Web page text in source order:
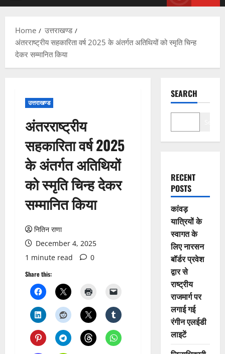
Home
उत्तराखण्ड
अंतरराष्ट्रीय सहकारिता वर्ष 2025 के अंतर्गत अतिथियों को स्मृति चिन्ह
देकर सम्मानित किया
उत्तराखण्ड
अंतरराष्ट्रीय
सहकारिता वर्ष 2025
के अंतर्गत अतिथियों
को स्मृति चिन्ह देकर
सम्मानित किया
नितिन राणा
December 4, 2025
1 minute read
0
Share this:
SEARCH
RECENT
POSTS
कांवड़
यात्रियों के
स्वागत के
लिए नारसन
बॉर्डर प्रवेश
द्वार से
राष्ट्रीय
राजमार्ग पर
लगाई गई
रंगीन एलईडी
लाइटें